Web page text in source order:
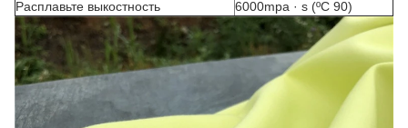
Расплавьте выкостность
6000mpa · s (ºC 90)